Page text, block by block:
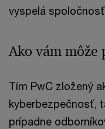
vyspelá
Ako vám môže
Tím PwC zložený
kyberbezpečnosť,
prípadne